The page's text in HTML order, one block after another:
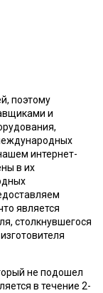
поэтому
и
интернет-
в их
является
столкнувшегося
не подошел
в течение 2-